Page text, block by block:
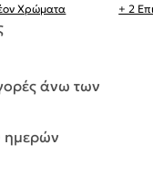
Χρώματα
+ 2
άνω των
ημερών